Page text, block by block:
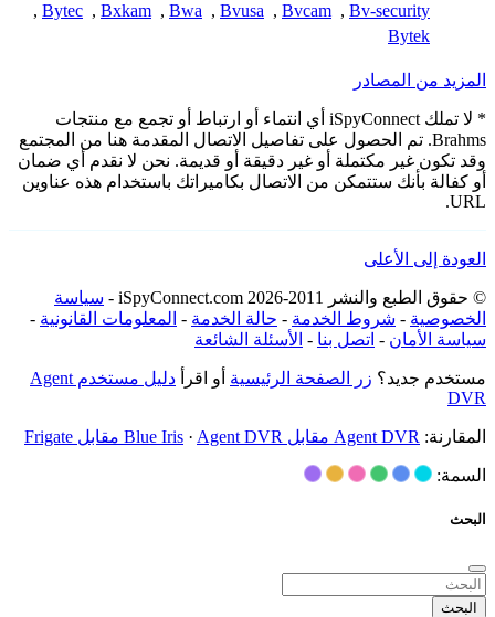
Bv-security
,
Bvcam
,
Bvusa
,
Bwa
,
Bxkam
,
Bytec
,
Bytek
المزيد من المصادر
* لا تملك iSpyConnect أي انتماء أو ارتباط أو تجمع مع منتجات
Brahms. تم الحصول على تفاصيل الاتصال المقدمة هنا من المجتمع
وقد تكون غير مكتملة أو غير دقيقة أو قديمة. نحن لا نقدم أي ضمان
أو كفالة بأنك ستتمكن من الاتصال بكاميراتك باستخدام هذه عناوين
URL.
العودة إلى الأعلى
© حقوق الطبع والنشر 2011-2026 iSpyConnect.com -
سياسة
الخصوصية - شروط الخدمة - حالة الخدمة - المعلومات القانونية -
سياسة الأمان - اتصل بنا - الأسئلة الشائعة
مستخدم جديد؟ زر الصفحة الرئيسية أو اقرأ
دليل مستخدم Agent
DVR
المقارنة: Agent DVR مقابل Blue Iris · Agent DVR مقابل Frigate
السمة:
البحث
البحث